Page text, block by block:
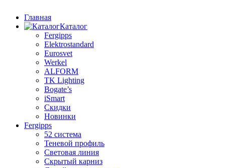
Главная
Каталог
Fergipps
Elektrostandard
Eurosvet
Werkel
ALFORM
TK Lighting
Bogate’s
iSmart
Скидки
Новинки
Fergipps
52 система
Теневой профиль
Световая линия
Скрытый карниз